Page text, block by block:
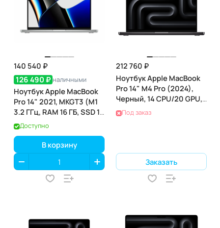
140 540 ₽
126 490 ₽ наличными
Ноутбук Apple MacBook
Pro 14" 2021, MKGT3 (M1
3.2 ГГц, RAM 16 ГБ, SSD 1
ТБ), Silver
Доступно
В корзину
212 760 ₽
Ноутбук Apple MacBook
Pro 14" M4 Pro (2024),
Черный, 14 CPU/20 GPU,
24 RAM 1 ТБ SSD, (MX2J3)
Под заказ
Заказать